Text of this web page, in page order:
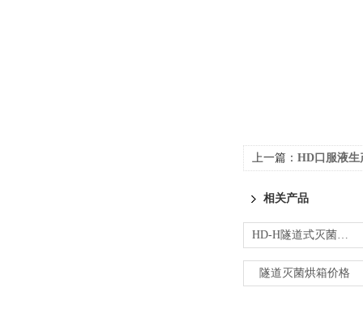
上一篇： HD口服液生
相关产品
HD-H隧道式灭菌烘箱|隧道烘箱厂家
隧道灭菌烘箱价格